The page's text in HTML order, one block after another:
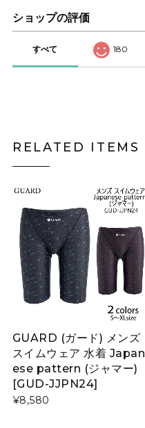
ショップの評価
すべて 180
RELATED ITEMS
GUARD (ガード) メンズ
スイムウェア 水着 Japan
ese pattern (ジャマー)
[GUD-JJPN24]
¥8,580